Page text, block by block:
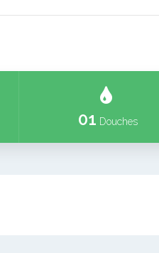
01 Douches